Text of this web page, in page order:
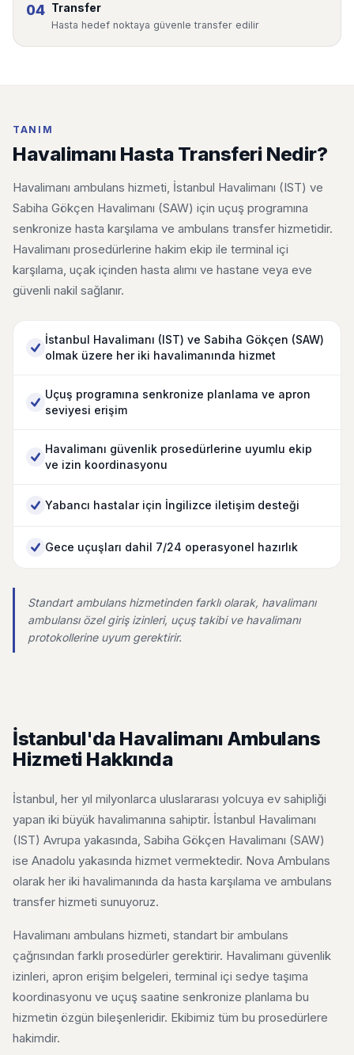
04 Transfer
Hasta hedef noktaya güvenle transfer edilir
TANIM
Havalimanı Hasta Transferi Nedir?
Havalimanı ambulans hizmeti, İstanbul Havalimanı (IST) ve
Sabiha Gökçen Havalimanı (SAW) için uçuş programına
senkronize hasta karşılama ve ambulans transfer hizmetidir.
Havalimanı prosedürlerine hakim ekip ile terminal içi
karşılama, uçak içinden hasta alımı ve hastane veya eve
güvenli nakil sağlanır.
İstanbul Havalimanı (IST) ve Sabiha Gökçen (SAW)
olmak üzere her iki havalimanında hizmet
Uçuş programına senkronize planlama ve apron
seviyesi erişim
Havalimanı güvenlik prosedürlerine uyumlu ekip
ve izin koordinasyonu
Yabancı hastalar için İngilizce iletişim desteği
Gece uçuşları dahil 7/24 operasyonel hazırlık
Standart ambulans hizmetinden farklı olarak, havalimanı
ambulansı özel giriş izinleri, uçuş takibi ve havalimanı
protokollerine uyum gerektirir.
İstanbul'da Havalimanı Ambulans
Hizmeti Hakkında
İstanbul, her yıl milyonlarca uluslararası yolcuya ev sahipliği
yapan iki büyük havalimanına sahiptir. İstanbul Havalimanı
(IST) Avrupa yakasında, Sabiha Gökçen Havalimanı (SAW)
ise Anadolu yakasında hizmet vermektedir. Nova Ambulans
olarak her iki havalimanında da hasta karşılama ve ambulans
transfer hizmeti sunuyoruz.
Havalimanı ambulans hizmeti, standart bir ambulans
çağrısından farklı prosedürler gerektirir. Havalimanı güvenlik
izinleri, apron erişim belgeleri, terminal içi sedye taşıma
koordinasyonu ve uçuş saatine senkronize planlama bu
hizmetin özgün bileşenleridir. Ekibimiz tüm bu prosedürlere
hakimdir.